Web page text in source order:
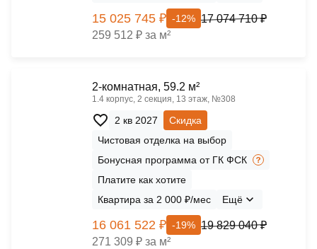
15 025 745 ₽ -12% 17 074 710 ₽
259 512 ₽ за м²
2-комнатная, 59.2 м²
1.4 корпус, 2 секция, 13 этаж, №308
2 кв 2027
Скидка
Чистовая отделка на выбор
Бонусная программа от ГК ФСК
Платите как хотите
Квартира за 2 000 ₽/мес
Ещё
16 061 522 ₽ -19% 19 829 040 ₽
271 309 ₽ за м²